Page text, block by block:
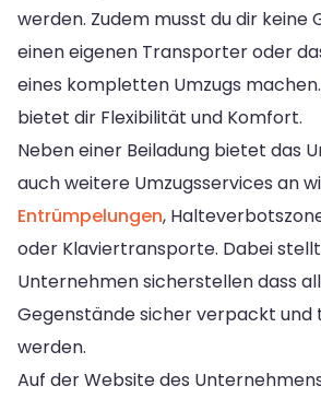
werden. Zudem musst du dir keine
einen eigenen Transporter oder
eines kompletten Umzugs
bietet dir Flexibilität und Komfort.
Neben einer Beiladung bietet das
auch weitere Umzugsservices an
Entrümpelungen,
oder Klaviertransporte. Dabei
Unternehmen sicherstellen dass
Gegenstände sicher verpackt
werden.
Auf der Website des